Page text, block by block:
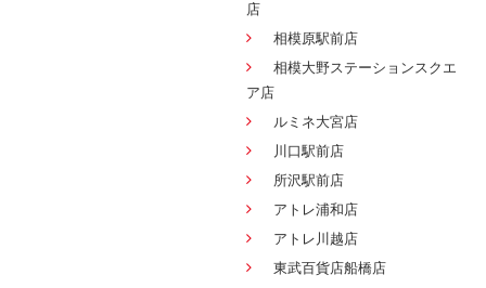
店
相模原駅前店
相模大野ステーションスクエ
ア店
ルミネ大宮店
川口駅前店
所沢駅前店
アトレ浦和店
アトレ川越店
東武百貨店船橋店